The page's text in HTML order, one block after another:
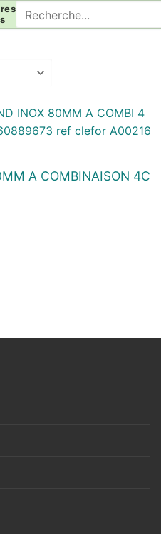
Rechercher
:
A COMBINAISON 4C